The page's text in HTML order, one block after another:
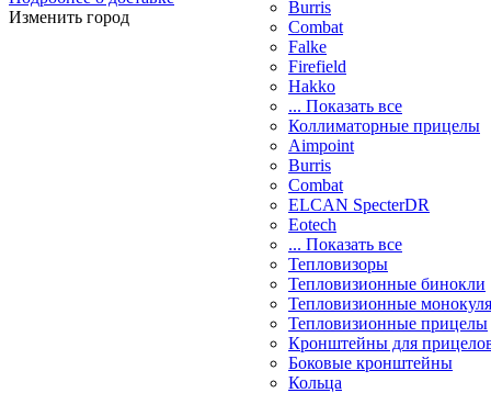
Изменить город
Burris
Combat
Falke
Firefield
Hakko
... Показать все
Коллиматорные прицелы
Aimpoint
Burris
Combat
ELCAN SpecterDR
Eotech
... Показать все
Тепловизоры
Тепловизионные бинокли
Тепловизионные
Тепловизионные прицелы
Кронштейны для
Боковые кронштейны
Кольца